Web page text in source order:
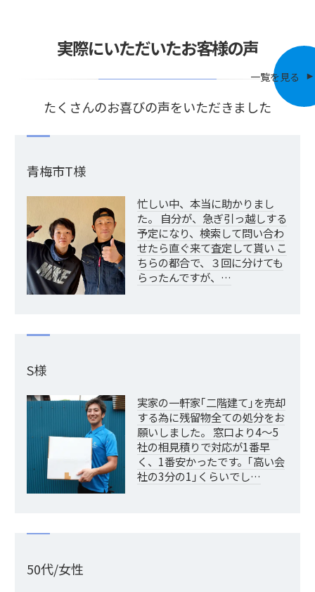
実際にいただいたお客様の声
たくさんのお喜びの声をいただきました
一覧を見る
青梅市T様
忙しい中、本当に助かりまし
た。 自分が、急ぎ引っ越しする
予定になり、検索して問い合わ
せたら直ぐ来て査定して貰い こ
ちらの都合で、３回に分けても
らったんですが、…
S様
実家の一軒家｢二階建て｣を売却
する為に残留物全ての処分をお
願いしました。 窓口より4～5
社の相見積りで対応が1番早
く、1番安かったです。｢高い会
社の3分の1｣くらいでし…
50代/女性